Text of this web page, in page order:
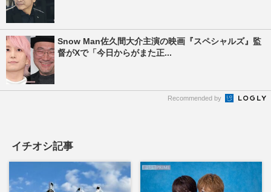
Snow Man佐久間大介主演の映画『スペシャルズ』監
督がXで「今日からがまた正...
Recommended by
イチオシ記事